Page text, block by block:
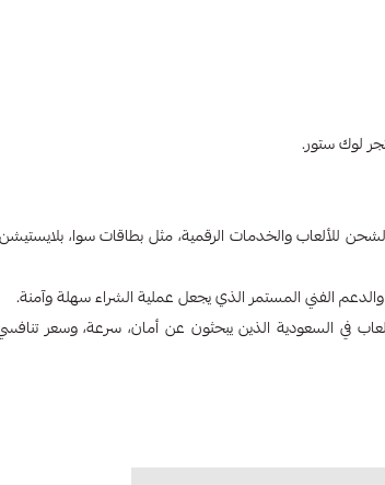
لوك ستور.
للألعاب والخدمات الرقمية، مثل بطاقات سوا،
الفني المستمر الذي يجعل عملية الشراء سهلة وآمنة.
في السعودية الذين يبحثون عن أمان، سرعة، وسعر